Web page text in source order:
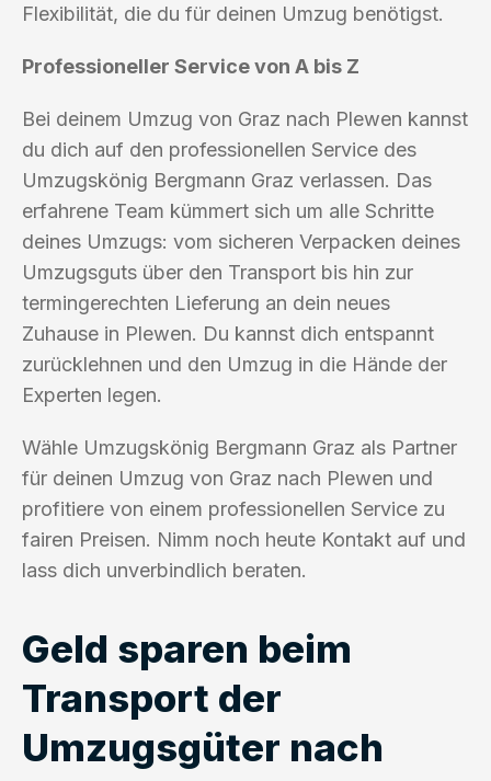
Flexibilität, die du für deinen Umzug benötigst.
Professioneller Service von A bis Z
Bei deinem Umzug von Graz nach Plewen kannst
du dich auf den professionellen Service des
Umzugskönig Bergmann Graz verlassen. Das
erfahrene Team kümmert sich um alle Schritte
deines Umzugs: vom sicheren Verpacken deines
Umzugsguts über den Transport bis hin zur
termingerechten Lieferung an dein neues
Zuhause in Plewen. Du kannst dich entspannt
zurücklehnen und den Umzug in die Hände der
Experten legen.
Wähle Umzugskönig Bergmann Graz als Partner
für deinen Umzug von Graz nach Plewen und
profitiere von einem professionellen Service zu
fairen Preisen. Nimm noch heute Kontakt auf und
lass dich unverbindlich beraten.
Geld sparen beim
Transport der
Umzugsgüter nach